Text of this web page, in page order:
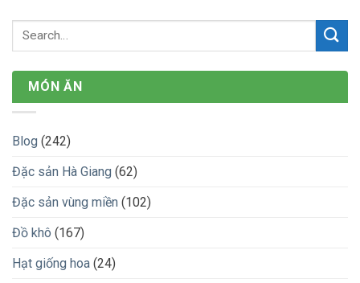
MÓN ĂN
Blog (242)
Đặc sản Hà Giang (62)
Đặc sản vùng miền (102)
Đồ khô (167)
Hạt giống hoa (24)